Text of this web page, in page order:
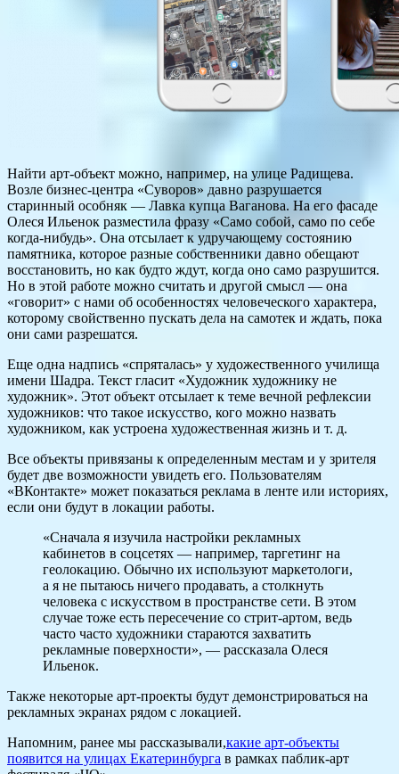
Найти арт-объект можно, например, на улице Радищева.
Возле бизнес-центра «Суворов» давно разрушается
старинный особняк — Лавка купца Ваганова. На его фасаде
Олеся Ильенок разместила фразу «Само собой, само по себе
когда-нибудь». Она отсылает к удручающему состоянию
памятника, которое разные собственники давно обещают
восстановить, но как будто ждут, когда оно само разрушится.
Но в этой работе можно считать и другой смысл — она
«говорит» с нами об особенностях человеческого характера,
которому свойственно пускать дела на самотек и ждать, пока
они сами разрешатся.
Еще одна надпись «спряталась» у художественного училища
имени Шадра. Текст гласит «Художник художнику не
художник». Этот объект отсылает к теме вечной рефлексии
художников: что такое искусство, кого можно назвать
художником, как устроена художественная жизнь и т. д.
Все объекты привязаны к определенным местам и у зрителя
будет две возможности увидеть его. Пользователям
«ВКонтакте» может показаться реклама в ленте или историях,
если они будут в локации работы.
«Сначала я изучила настройки рекламных
кабинетов в соцсетях — например, таргетинг на
геолокацию. Обычно их используют маркетологи,
а я не пытаюсь ничего продавать, а столкнуть
человека с искусством в пространстве сети. В этом
случае тоже есть пересечение со стрит-артом, ведь
часто часто художники стараются захватить
рекламные поверхности», — рассказала Олеся
Ильенок.
Также некоторые арт-проекты будут демонстрироваться на
рекламных экранах рядом с локацией.
Напомним, ранее мы рассказывали,какие арт-объекты
появится на улицах Екатеринбурга в рамках паблик-арт